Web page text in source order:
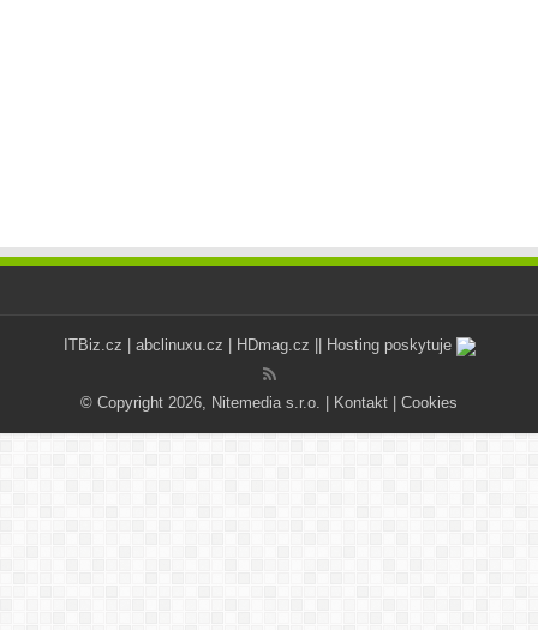
ITBiz.cz abclinuxu.cz HDmag.cz || Hosting poskytuje
© Copyright 2026, Nitemedia s.r.o. | Kontakt Cookies